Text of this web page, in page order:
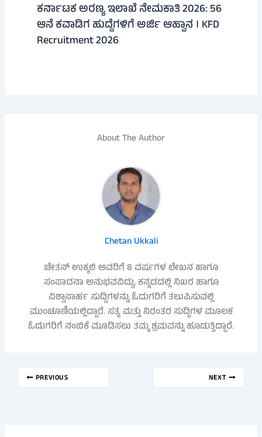
ಕರ್ನಾಟಕ ಅರಣ್ಯ ಇಲಾಖೆ ನೇಮಕಾತಿ 2026: 56
ಆನೆ ಕವಾಡಿಗ ಹುದ್ದೆಗಳಿಗೆ ಅರ್ಜಿ ಆಹ್ವಾನ । KFD
Recruitment 2026
About The Author
Chetan Ukkali
ಚೇತನ್ ಉಕ್ಕಲಿ ಅವರಿಗೆ 8 ವರ್ಷಗಳ ಲೇಖನ ಹಾಗೂ
ಸಂಪಾದನಾ ಅನುಭವವಿದ್ದು, ಕನ್ನಡದಲ್ಲಿ ನಿಖರ ಹಾಗೂ
ವಿಶ್ವಾಸಾರ್ಹ ಸುದ್ದಿಗಳನ್ನು ಓದುಗರಿಗೆ ತಲುಪಿಸುವಲ್ಲಿ
ಮುಂಚೂಣಿಯಲ್ಲಿದ್ದಾರೆ. ಸತ್ಯ ಮತ್ತು ನಿರಂತರ ಸುದ್ದಿಗಳ ಮೂಲಕ
ಓದುಗರಿಗೆ ನಂಬಿಕೆ ಮೂಡಿಸಲು ತಮ್ಮ ಶ್ರಮವನ್ನು ಹೂಡುತ್ತಿದ್ದಾರೆ.
PREVIOUS NEXT